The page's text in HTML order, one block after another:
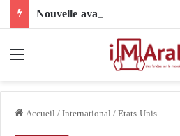
Accueil/International/Etats-Unis